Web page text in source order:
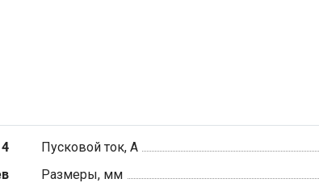
4 Пусковой ток, А
Размеры, мм